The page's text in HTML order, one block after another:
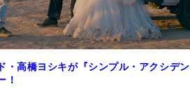
・高橋ヨシキが『シンプル・アクシデン
！